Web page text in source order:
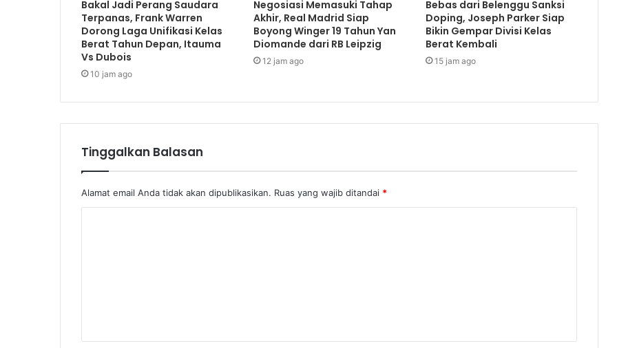
Bakal Jadi Perang Saudara
Terpanas, Frank Warren
Dorong Laga Unifikasi Kelas
Berat Tahun Depan, Itauma
Vs Dubois
10 jam ago
Negosiasi Memasuki Tahap
Akhir, Real Madrid Siap
Boyong Winger 19 Tahun Yan
Diomande dari RB Leipzig
12 jam ago
Bebas dari Belenggu Sanksi
Doping, Joseph Parker Siap
Bikin Gempar Divisi Kelas
Berat Kembali
15 jam ago
Tinggalkan Balasan
Alamat email Anda tidak akan dipublikasikan. Ruas yang wajib ditandai *